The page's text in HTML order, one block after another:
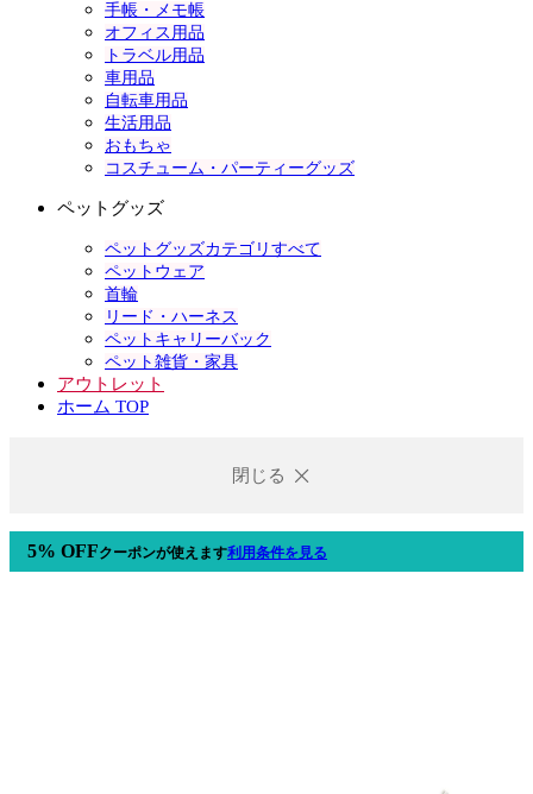
手帳・メモ帳
オフィス用品
トラベル用品
車用品
自転車用品
生活用品
おもちゃ
コスチューム・パーティーグッズ
ペットグッズ
ペットグッズカテゴリすべて
ペットウェア
首輪
リード・ハーネス
ペットキャリーバック
ペット雑貨・家具
アウトレット
ホーム TOP
閉じる
5% OFFクーポンが使えます利用条件を見る